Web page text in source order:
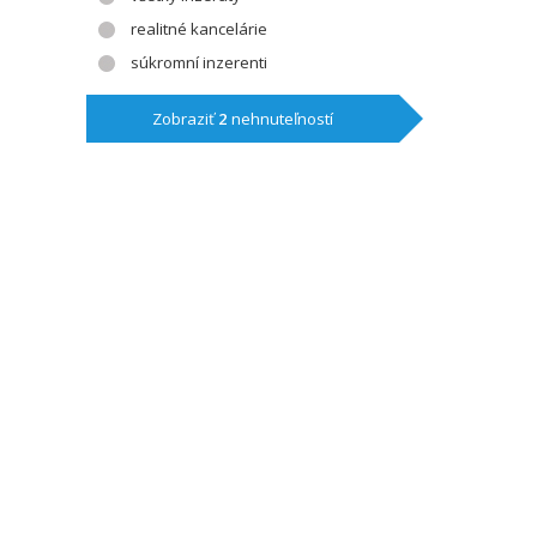
realitné kancelárie
súkromní inzerenti
Zobraziť2 nehnuteľností